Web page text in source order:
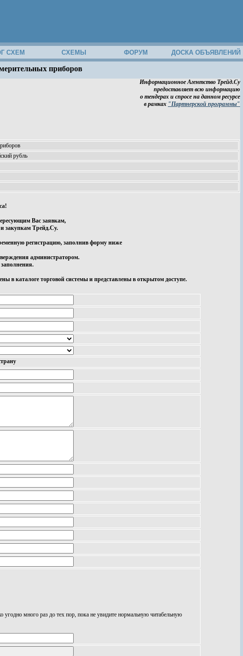
СХЕМ СХЕМЫ ФОРУМ ДОСКА ОБЪЯВЛЕНИЙ
приборов
Информационное Агентство Трейд.Су
предоставляет всю информацию
о тендерах и спросе на данном ресурсе
в рамках "Партнерской программы"
рубль
Вас заявкам,
закупкам Трейд.Су.
регистрацию, заполнив форму ниже
администратором.
в каталоге торговой системы и представлены в открытом доступе.
угодно много раз до тех пор, пока не увидите нормальную читабельную